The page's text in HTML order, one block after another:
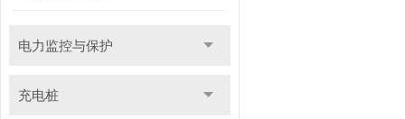
电力监控与保护
充电桩